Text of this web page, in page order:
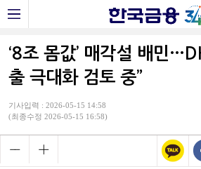
‘8조 몸값’ 매각설 배민
출 극대화 검토 중”
기사입력 : 2026-05-15 14:58
(최종수정 2026-05-15 16:58)